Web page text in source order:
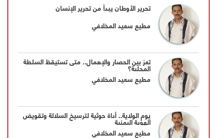
تحرير الأوطان يبدأ من تحرير الإنسان
مطيع سعيد المخلافي
تعز بين الحصار والإهمال.. متى تستيقظ السلطة
المحلية؟
مطيع سعيد المخلافي
يوم الولاية.. أداة حوثية لترسيخ السلالة وتقويض
الهوية اليمنية
مطيع سعيد المخلافي